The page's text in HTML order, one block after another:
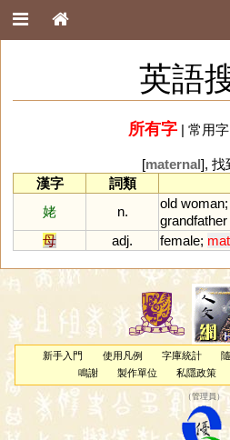
英語
所有字| 常用字
[maternal], 找
漢字
詞類
姥
n.
old woman;
grandfather
母
adj. female;
新手入門 使用凡例 字庫統計
鳴謝
製作單位 私隱政策
（管理員 ）